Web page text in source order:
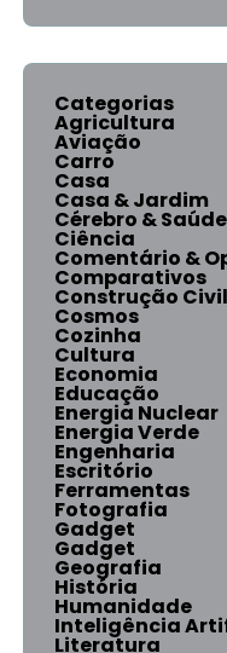
Categorias
Agricultura
Aviação
Carro
Casa
Casa & Jardim
Cérebro & Saúde
Ciência
Comentário &
Comparativos
Construção Civil
Cosmos
Cozinha
Cultura
Economia
Educação
Energia Nuclear
Energia Verde
Engenharia
Escritório
Ferramentas
Fotografia
Gadget
Gadget
Geografia
História
Humanidade
Inteligência
Literatura